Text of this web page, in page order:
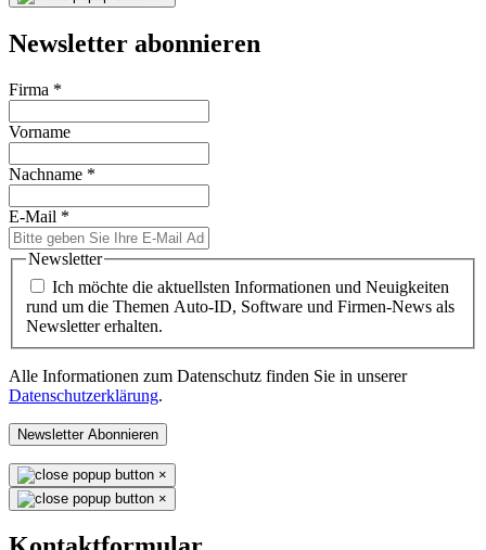
Newsletter abonnieren
Firma *
Vorname
Nachname *
E-Mail *
Newsletter
Ich möchte die aktuellsten Informationen und Neuigkeiten
rund um die Themen Auto-ID, Software und Firmen-News als
Newsletter erhalten.
Alle Informationen zum Datenschutz finden Sie in unserer
Datenschutzerklärung.
Newsletter Abonnieren
×
×